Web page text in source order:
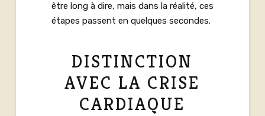
être long à dire, mais dans la réalité, ces
étapes passent en quelques secondes.
DISTINCTION
AVEC LA CRISE
CARDIAQUE